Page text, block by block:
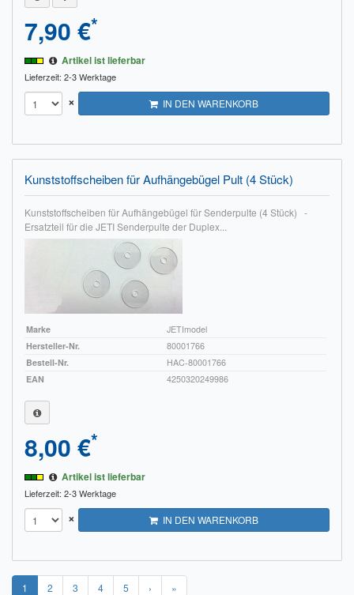
7,90 €*
Artikel ist lieferbar
Lieferzeit: 2-3 Werktage
× IN DEN WARENKORB
Kunststoffscheiben für Aufhängebügel Pult (4 Stück)
Kunststoffscheiben für Aufhängebügel für Senderpulte (4 Stück) -
Ersatzteil für die JETI Senderpulte der Duplex...
Marke
JETImodel
Hersteller-Nr.
80001766
Bestell-Nr.
HAC-80001766
EAN
4250320249986
8,00 €*
Artikel ist lieferbar
Lieferzeit: 2-3 Werktage
× IN DEN WARENKORB
1 2 3 4 5 › »